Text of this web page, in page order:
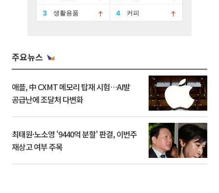
주요뉴스
애플, 中 CXMT 메모리 탑재 시험…AI발
공급난에 조달처 다변화
최태원·노소영 '9440억 분할' 판결, 이번주
재상고 여부 주목